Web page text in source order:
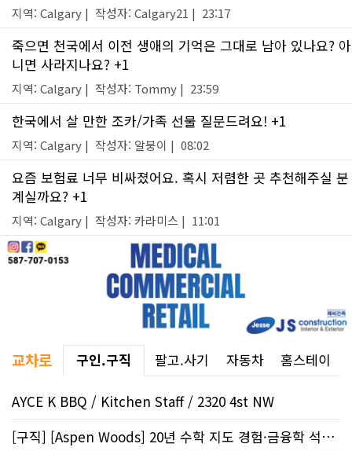
지역: Calgary | 작성자: Calgary21 | 23:17
죽으면 천국에서 이전 생애의 기억은 그대로 남아 있나요? 아
니면 사라지나요? +1
지역: Calgary | 작성자: Tommy | 23:59
한국에서 살 만한 조카/가족 선물 질문드려요! +1
지역: Calgary | 작성자: 알붕이 | 08:02
요즘 보험료 너무 비싸졌어요. 혹시 저렴한 곳 추천해주실 분
계실까요? +1
지역: Calgary | 작성자: 카라미스 | 11:01
교차로 구인.구직 팔고.사기 자동차 홈스테이
AYCE K BBQ / Kitchen Staff / 2320 4st NW
[구직] [Aspen Woods] 20년 수학 지도 경험·금융학 석사 | 생각하는..